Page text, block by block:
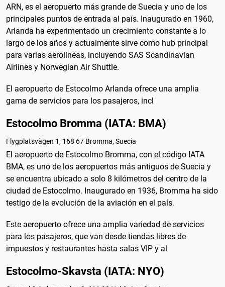
ARN, es el aeropuerto más grande de Suecia y uno de los
principales puntos de entrada al país. Inaugurado en 1960,
Arlanda ha experimentado un crecimiento constante a lo
largo de los años y actualmente sirve como hub principal
para varias aerolíneas, incluyendo SAS Scandinavian
Airlines y Norwegian Air Shuttle.
El aeropuerto de Estocolmo Arlanda ofrece una amplia
gama de servicios para los pasajeros, incl
Estocolmo Bromma (IATA: BMA)
Flygplatsvägen 1, 168 67 Bromma, Suecia
El aeropuerto de Estocolmo Bromma, con el código IATA
BMA, es uno de los aeropuertos más antiguos de Suecia y
se encuentra ubicado a solo 8 kilómetros del centro de la
ciudad de Estocolmo. Inaugurado en 1936, Bromma ha sido
testigo de la evolución de la aviación en el país.
Este aeropuerto ofrece una amplia variedad de servicios
para los pasajeros, que van desde tiendas libres de
impuestos y restaurantes hasta salas VIP y al
Estocolmo-Skavsta (IATA: NYO)